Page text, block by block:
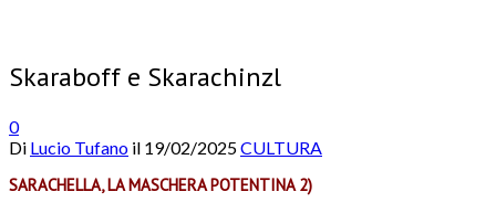
Skaraboff e Skarachinzl
0
Di Lucio Tufano il 19/02/2025CULTURA
SARACHELLA, LA MASCHERA POTENTINA 2)